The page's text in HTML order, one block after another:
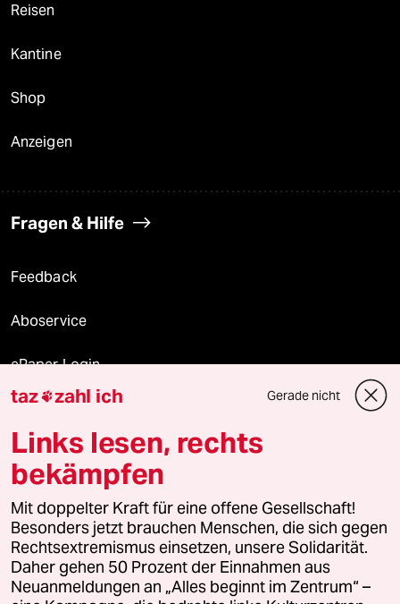
Reisen
Kantine
Shop
Anzeigen
Fragen & Hilfe
Feedback
Aboservice
ePaper Login
Downloads für Abonnierende
© 2026 taz Verlags und Vertriebs GmbH
Alle Rechte vorbehalten. Bei rechtlichen Fragen oder für Genehmigungen
wenden Sie sich bitte an
lizenzen@taz.de
Feedback Redaktionsstatut Kommune-Richtlinien
taz zahl ich Gerade nicht
Links lesen, rechts
bekämpfen
Mit doppelter Kraft für eine offene Gesellschaft!
Besonders jetzt brauchen Menschen, die sich gegen
Rechtsextremismus einsetzen, unsere Solidarität.
Daher gehen 50 Prozent der Einnahmen aus
Neuanmeldungen an „Alles beginnt im Zentrum“ –